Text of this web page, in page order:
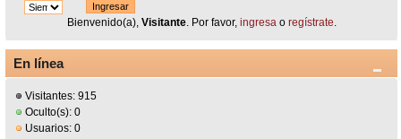
Bienvenido(a), Visitante. Por favor, ingresao regístrate.
En línea
Visitantes: 915
Oculto(s): 0
Usuarios: 0